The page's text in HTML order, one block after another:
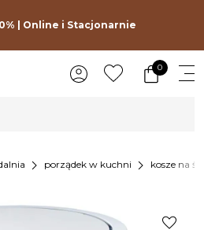
| Online i Stacjonarnie
0
chevron_right porządek w kuchni chevron_right kosze na
favorite